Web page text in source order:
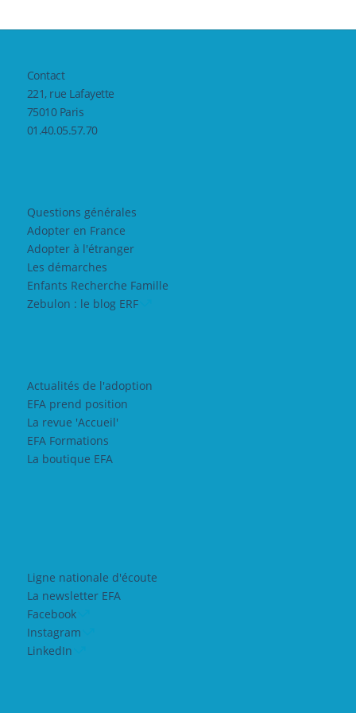
Contact
221, rue Lafayette
75010 Paris
01.40.05.57.70
Questions générales
Adopter en France
Adopter à l'étranger
Les démarches
Enfants Recherche Famille
Zebulon : le blog ERF
Actualités de l'adoption
EFA prend position
La revue 'Accueil'
EFA Formations
La boutique EFA
Ligne nationale d'écoute
La newsletter EFA
Facebook
Instagram
LinkedIn